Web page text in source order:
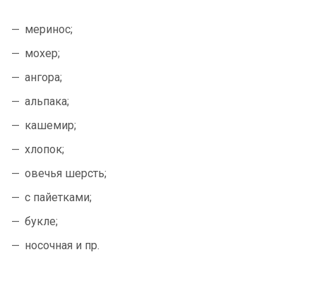
меринос;
мохер;
ангора;
альпака;
кашемир;
хлопок;
овечья шерсть;
с пайетками;
букле;
носочная и пр.